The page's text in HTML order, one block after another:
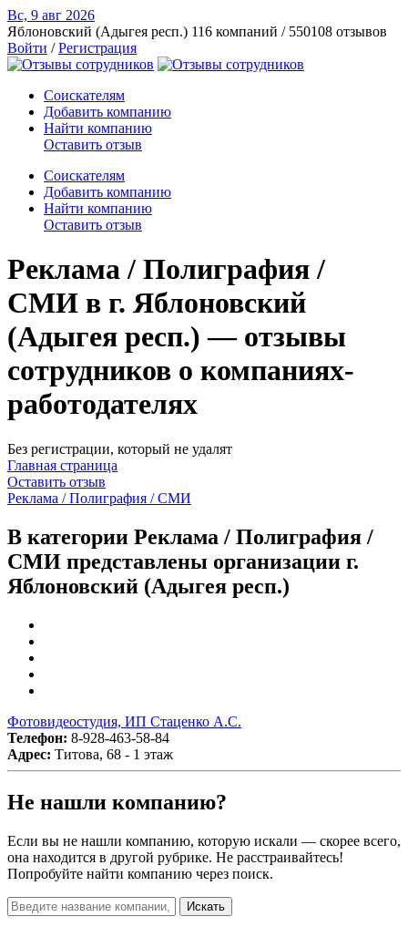
Вс, 9 авг 2026
Яблоновский (Адыгея респ.) 116 компаний / 550108 отзывов
Войти /Регистрация
Соискателям
Добавить компанию
Найти компанию
Оставить отзыв
Соискателям
Добавить компанию
Найти компанию
Оставить отзыв
Реклама / Полиграфия /
СМИ в г. Яблоновский
(Адыгея респ.) — отзывы
сотрудников о компаниях-
работодателях
Без регистрации, который не удалят
Главная страница
Оставить отзыв
Реклама / Полиграфия / СМИ
В категории Реклама / Полиграфия /
СМИ представлены организации г.
Яблоновский (Адыгея респ.)
Фотовидеостудия, ИП Стаценко А.С.
Телефон: 8-928-463-58-84
Адрес: Титова, 68 - 1 этаж
Не нашли компанию?
Если вы не нашли компанию, которую искали — скорее всего,
она находится в другой рубрике. Не расстраивайтесь!
Попробуйте найти компанию через поиск.
Искать